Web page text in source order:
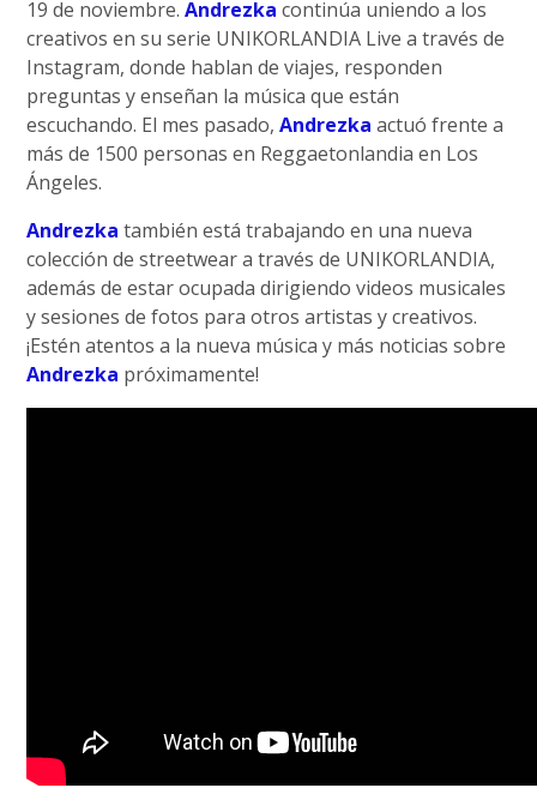
19 de noviembre.Andrezka continúa uniendo a los
creativos en su serie UNIKORLANDIA Live a través de
Instagram, donde hablan de viajes, responden
preguntas y enseñan la música que están
escuchando. El mes pasado,Andrezka actuó frente a
más de 1500 personas en Reggaetonlandia en Los
Ángeles.
Andrezka también está trabajando en una nueva
colección de streetwear a través de UNIKORLANDIA,
además de estar ocupada dirigiendo videos musicales
y sesiones de fotos para otros artistas y creativos.
¡Estén atentos a la nueva música y más noticias sobre
Andrezka próximamente!